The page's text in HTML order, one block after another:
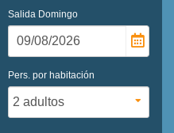
Salida Domingo
Pers. por habitación